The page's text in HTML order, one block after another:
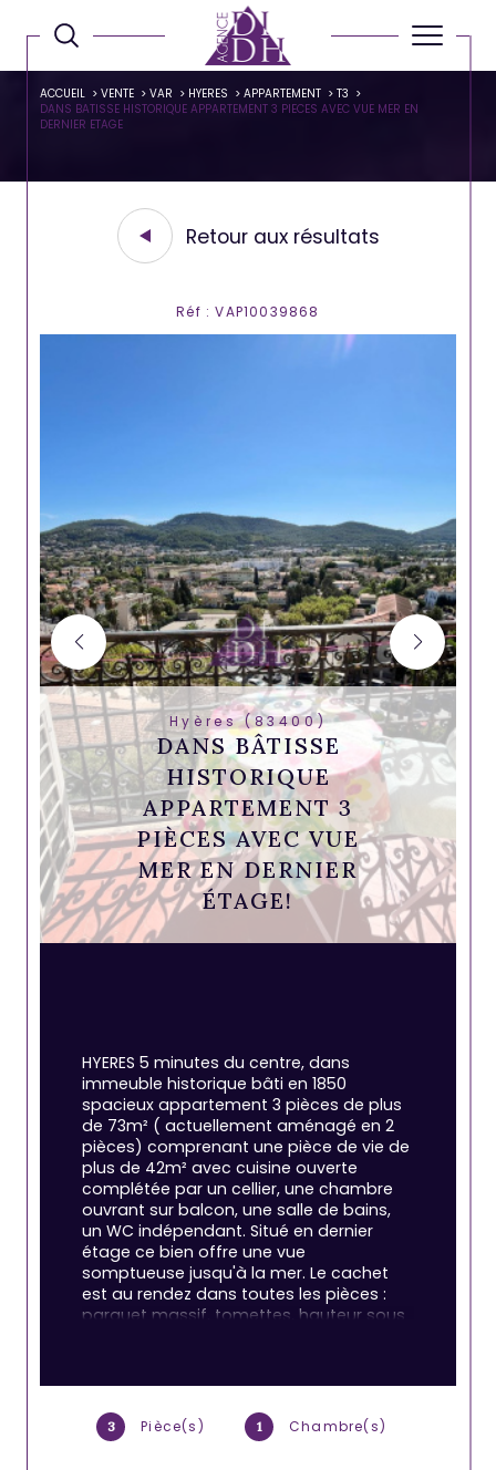
ACCUEIL VENTE VAR HYERES APPARTEMENT
T3
DANS BATISSE HISTORIQUE APPARTEMENT 3 PIECES AVEC VUE MER EN
DERNIER ETAGE
Retour aux résultats
Réf : VAP10039868
Hyères (83400)
DANS BÂTISSE
HISTORIQUE
APPARTEMENT 3
PIÈCES AVEC VUE
MER EN DERNIER
ÉTAGE!
3 Pièce(s) 1 Chambre(s)
HYERES 5 minutes du centre, dans
immeuble historique bâti en 1850
spacieux appartement 3 pièces de plus
de 73m² ( actuellement aménagé en 2
pièces) comprenant une pièce de vie de
plus de 42m² avec cuisine ouverte
complétée par un cellier, une chambre
ouvrant sur balcon, une salle de bains,
un WC indépendant. Situé en dernier
étage ce bien offre une vue
somptueuse jusqu'à la mer. Le cachet
est au rendez dans toutes les pièces :
parquet massif, tomettes, hauteur sous
en rez de chaussée (pour une surface
totale de près de 5m²) complètent